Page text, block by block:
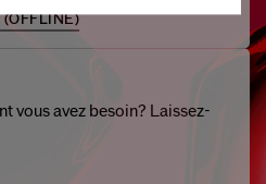
(OFFLINE)
vous avez besoin? Laissez-